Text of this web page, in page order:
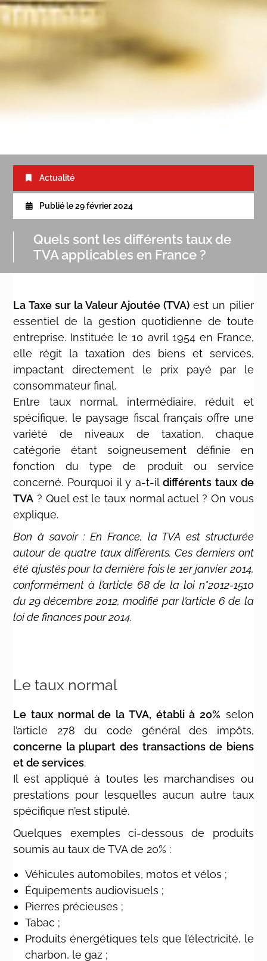
Actualité
Publié le 29 février 2024
Quels sont les différents taux de
TVA applicables en France ?
La Taxe sur la Valeur Ajoutée (TVA) est un pilier
essentiel de la gestion quotidienne de toute
entreprise. Instituée le 10 avril 1954 en France,
elle régit la taxation des biens et services,
impactant directement le prix payé par le
consommateur final.
Entre taux normal, intermédiaire, réduit et
spécifique, le paysage fiscal français offre une
variété de niveaux de taxation, chaque
catégorie étant soigneusement définie en
fonction du type de produit ou service
concerné. Pourquoi il y a-t-ildifférents taux de
TVA ? Quel est le taux normal actuel ? On vous
explique.
Bon à savoir : En France, la TVA est structurée
autour de quatre taux différents. Ces derniers ont
été ajustés pour la dernière fois le 1er janvier 2014,
conformément à l’article 68 de la loi n°2012-1510
du 29 décembre 2012, modifié par l’article 6 de la
loi de finances pour 2014.
Le taux normal
Le taux normal de la TVA, établi à 20% selon
l’article 278 du code général des impôts,
concerne la plupart des transactions de biens
et de services.
Il est appliqué à toutes les marchandises ou
prestations pour lesquelles aucun autre taux
spécifique n’est stipulé.
Quelques exemples ci-dessous de produits
soumis au taux de TVA de 20% :
Véhicules automobiles, motos et vélos ;
Équipements audiovisuels ;
Pierres précieuses ;
Tabac ;
Produits énergétiques tels que l’électricité, le
charbon, le gaz ;